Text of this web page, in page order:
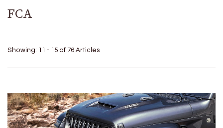
FCA
Showing: 11 - 15 of 76 Articles